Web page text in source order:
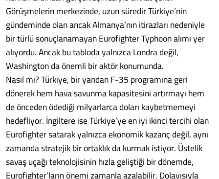
Görüşmelerin merkezinde, uzun süredir Türkiye’nin
gündeminde olan ancak Almanya’nın itirazları nedeniyle
bir türlü sonuçlanamayan Eurofighter Typhoon alımı yer
alıyordu. Ancak bu tabloda yalnızca Londra değil,
Washington da önemli bir aktör konumunda.
Nasıl mı? Türkiye, bir yandan F-35 programına geri
dönerek hem hava savunma kapasitesini artırmayı hem
de önceden ödediği milyarlarca doları kaybetmemeyi
hedefliyor. İngiltere ise Türkiye’ye en iyi ikinci tercihi olan
Eurofighter satarak yalnızca ekonomik kazanç değil, aynı
zamanda stratejik bir ortaklık da kurmak istiyor. Üstelik
savaş uçağı teknolojisinin hızla geliştiği bir dönemde,
Eurofighter’ların önemi zamanla azalabilir. Dolayısıyla